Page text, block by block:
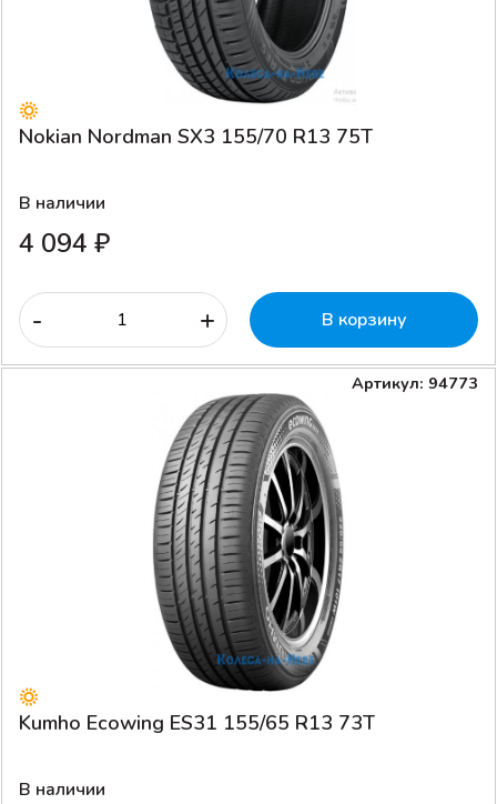
Nokian Nordman SX3 155/70 R13 75T
В наличии
4 094 ₽
- + В корзину
Артикул: 94773
Kumho Ecowing ES31 155/65 R13 73T
В наличии